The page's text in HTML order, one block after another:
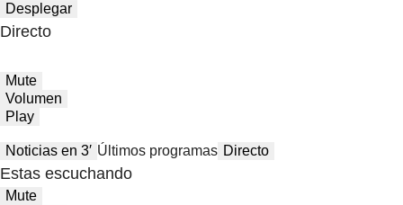
Desplegar
Directo
Mute
Volumen
Play
Noticias en 3′ Últimos programas Directo
Estas escuchando
Mute